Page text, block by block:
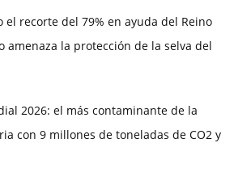
el recorte del 79% en ayuda del Reino
amenaza la protección de la selva del
2026: el más contaminante de la
con 9 millones de toneladas de CO2 y